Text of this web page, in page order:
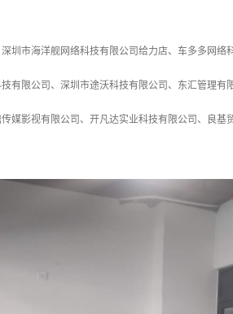
圳市海洋舰网络科技有限公司给力店、车多多网
有限公司、深圳市途沃科技有限公司、东汇管理
媒影视有限公司、开凡达实业科技有限公司、良